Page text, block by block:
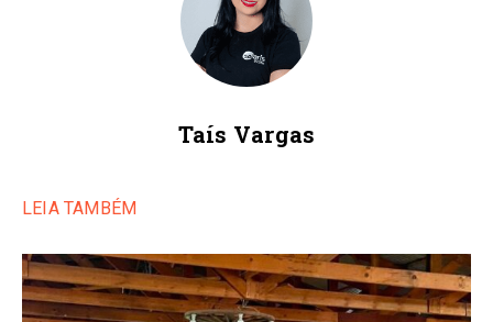
Taís Vargas
LEIA TAMBÉM